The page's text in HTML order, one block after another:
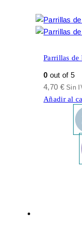
Parrillas de
0 out of 5
4,70 € Sin
Añadir al